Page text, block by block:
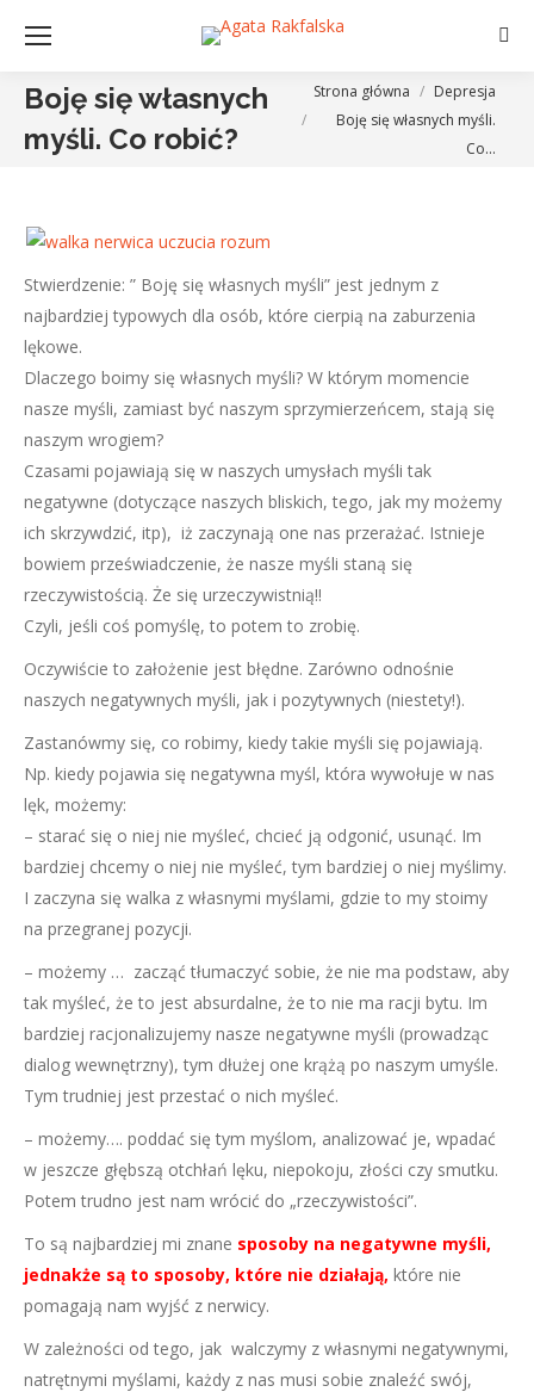
Boję się własnych
myśli. Co robić?
Jesteś tutaj:
Strona główna
Depresja
Boję się własnych myśli.
Co…
Stwierdzenie: ” Boję się własnych myśli” jest jednym z
najbardziej typowych dla osób, które cierpią na zaburzenia
lękowe.
Dlaczego boimy się własnych myśli? W którym momencie
nasze myśli, zamiast być naszym sprzymierzeńcem, stają się
naszym wrogiem?
Czasami pojawiają się w naszych umysłach myśli tak
negatywne (dotyczące naszych bliskich, tego, jak my możemy
ich skrzywdzić, itp), iż zaczynają one nas przerażać. Istnieje
bowiem przeświadczenie, że nasze myśli staną się
rzeczywistością. Że się urzeczywistnią!!
Czyli, jeśli coś pomyślę, to potem to zrobię.
Oczywiście to założenie jest błędne. Zarówno odnośnie
naszych negatywnych myśli, jak i pozytywnych (niestety!).
Zastanówmy się, co robimy, kiedy takie myśli się pojawiają.
Np. kiedy pojawia się negatywna myśl, która wywołuje w nas
lęk, możemy:
– starać się o niej nie myśleć, chcieć ją odgonić, usunąć. Im
bardziej chcemy o niej nie myśleć, tym bardziej o niej myślimy.
I zaczyna się walka z własnymi myślami, gdzie to my stoimy
na przegranej pozycji.
– możemy … zacząć tłumaczyć sobie, że nie ma podstaw, aby
tak myśleć, że to jest absurdalne, że to nie ma racji bytu. Im
bardziej racjonalizujemy nasze negatywne myśli (prowadząc
dialog wewnętrzny), tym dłużej one krążą po naszym umyśle.
Tym trudniej jest przestać o nich myśleć.
– możemy…. poddać się tym myślom, analizować je, wpadać
w jeszcze głębszą otchłań lęku, niepokoju, złości czy smutku.
Potem trudno jest nam wrócić do „rzeczywistości”.
To są najbardziej mi znane sposoby na negatywne myśli,
jednakże są to sposoby, które nie działają, które nie
pomagają nam wyjść z nerwicy.
W zależności od tego, jak walczymy z własnymi negatywnymi,
natrętnymi myślami, każdy z nas musi sobie znaleźć swój,